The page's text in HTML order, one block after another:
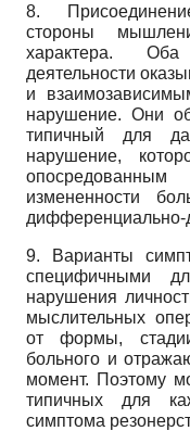
8.
стороны
характера. Оба
деятельности
и
нарушение. Они
типичный для
нарушение,
измененности
дифференциально-
9. Варианты
специфичными
нарушения
мыслительных
от формы,
больного и
момент. Поэтому
типичных для
симптома